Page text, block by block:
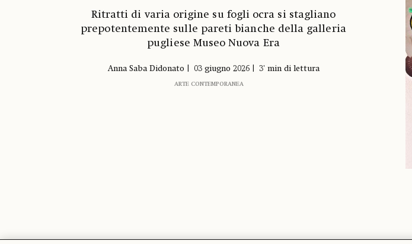
Ritratti di varia origine su fogli ocra si stagliano
prepotentemente sulle pareti bianche della galleria
pugliese Museo Nuova Era
Anna Saba Didonato 03 giugno 2026 3' min di lettura
ARTE CONTEMPORANEA